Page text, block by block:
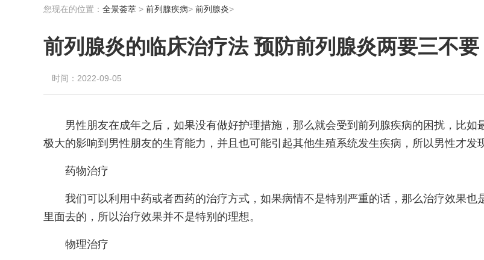
您现在的位置： 全景荟萃 > 前列腺疾病> 前列腺炎>
前列腺炎的临床治疗法 预防前列腺炎两要三不要
时间：2022-09-05
男性朋友在成年之后，如果没有做好护理措施，那么就会受到前列腺疾病的困扰，比
极大的影响到男性朋友的生育能力，并且也可能引起其他生殖系统发生疾病，所以男性才发
药物治疗
我们可以利用中药或者西药的治疗方式，如果病情不是特别严重的话，那么治疗效果
里面去的，所以治疗效果并不是特别的理想。
物理治疗